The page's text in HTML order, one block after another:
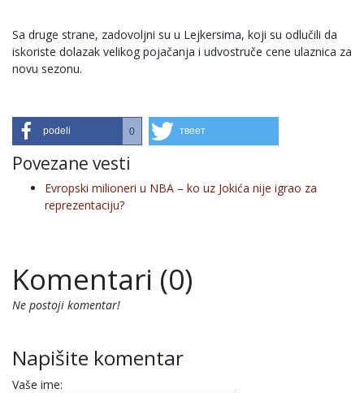
Sa druge strane, zadovoljni su u Lejkersima, koji su odlučili da
iskoriste dolazak velikog pojačanja i udvostruče cene ulaznica za
novu sezonu.
podeli 0 твеет
Povezane vesti
Evropski milioneri u NBA – ko uz Jokića nije igrao za
reprezentaciju?
Komentari (0)
Ne postoji komentar!
Napišite komentar
Vaše ime: